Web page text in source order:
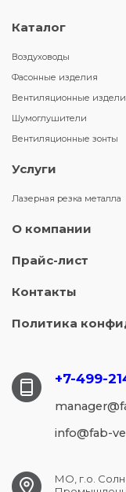
Каталог
Воздуховоды
Фасонные изделия
Вентиляционные
Шумоглушители
Вентиляционные зонты
Услуги
Лазерная резка металла
О компании
Прайс-лист
Контакты
Политика
+7-499-
info@fab-
МО, г.о.